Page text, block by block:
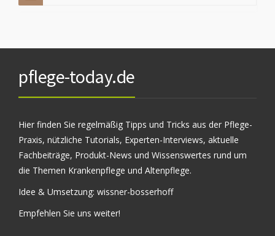
pflege-today.de
Hier finden Sie regelmäßig Tipps und Tricks aus der Pflege-
Praxis, nützliche Tutorials, Experten-Interviews, aktuelle
Fachbeiträge, Produkt-News und Wissenswertes rund um
die Themen Krankenpflege und Altenpflege.
Idee & Umsetzung: wissner-bosserhoff
Empfehlen Sie uns weiter!